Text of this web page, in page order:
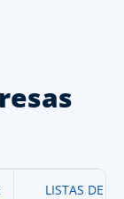
LISTAS DE